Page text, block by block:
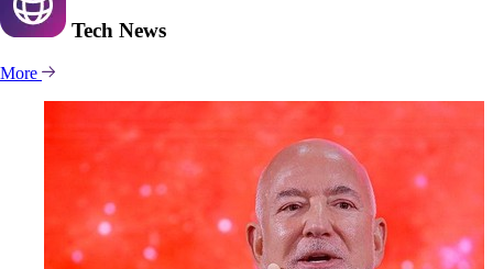
Tech News
More